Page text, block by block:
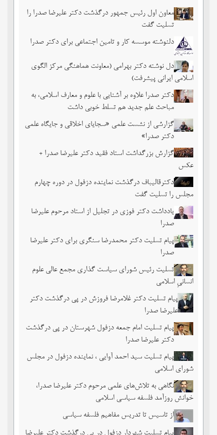
معاون اول رئیس جمهور درگذشت دکتر علیرضا صدرا را
تسلیت گفت
دلنوشته موسسه کار و تامین اجتماعی برای دکتر صدرا
دل نوشته دکتر بهرامی (معاونت هماهنگی مرکز الگوی
اسلامی ایرانی پیشرفت)
دکتر صدرا علاوه بر آشنایی با علوم و معارف اسلامی، به
مباحث علم جدید هم تسلط خوبی داشت
گزارشی از نشست علمی «سجایای اخلاقی و جایگاه علمی
دکتر صدرا»
گزارش بزرگداشت استاد فقید دکتر علیرضا صدرا +
عکس
دکترقالیباف درگذشت نماینده دزفول در دوره چهارم
مجلس را تسلیت گفت
یادداشت دکتر فوزی در تجلیل از استاد مرحوم علیرضا
صدرا
پیام تسلیت دکتر محمدرضا سنگری برای دکتر علیرضا
صدرا
تسلیت رئیس شورای سیاست گذاری مجمع عالی علوم
انسانیِ اسلامی
پیام تسلیت دکتر غلامرضا فروزش در پی درگذشت دکتر
علیرضا صدرا
پیام تسلیت امام جمعه دزفول شهرستان در پی درگذشت
دکتر علیرضا صدرا
پیام تسلیت سید احمد آوایی ، نماینده دزفول در مجلس
شورای اسلامی
نگاهی به تلاش‌های علمی مرحوم دکتر علیرضا صدرا،
خوانش روزآمد فلسفه سیاسی اسلامی
از تاسیس تا تدریس مفاهیم فلسفه سیاسی
پیام تسلیت شهردار دزفول در پی درگذشت دکتر علیرضا